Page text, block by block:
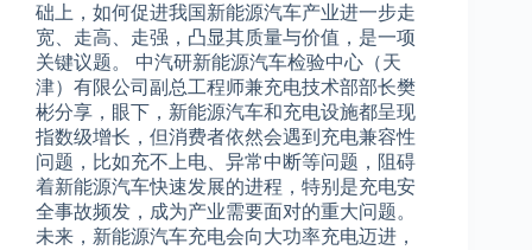
础上，如何促进我国新能源汽车产业进一步走
宽、走高、走强，凸显其质量与价值，是一项
关键议题。 中汽研新能源汽车检验中心（天
津）有限公司副总工程师兼充电技术部部长樊
彬分享，眼下，新能源汽车和充电设施都呈现
指数级增长，但消费者依然会遇到充电兼容性
问题，比如充不上电、异常中断等问题，阻碍
着新能源汽车快速发展的进程，特别是充电安
全事故频发，成为产业需要面对的重大问题。
未来，新能源汽车充电会向大功率充电迈进，